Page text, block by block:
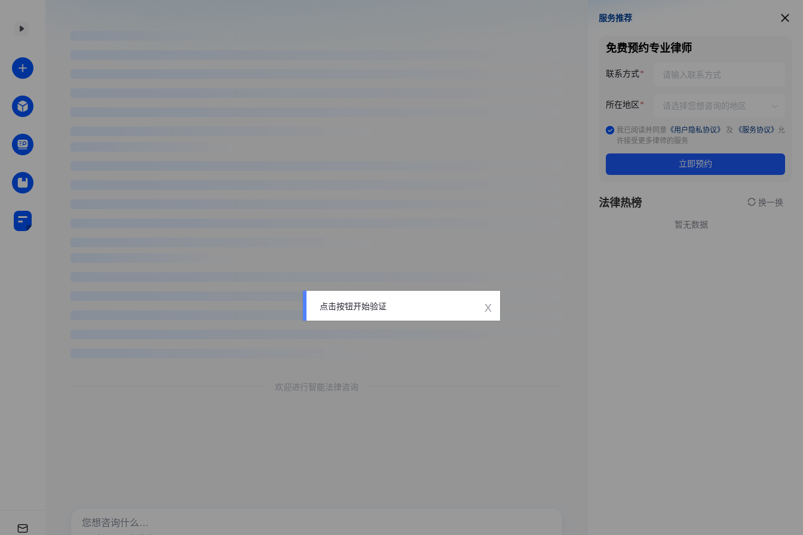
欢迎进行智能法律咨询
服务推荐
服务推荐
免费预约专业律师
联系方式
所在地区
我已阅读并同意 《用户隐私协议》 及 《服务协议》 允
许接受更多律师的服务
立即预约
法律热榜 换一换
暂无数据
点击按钮开始验证 x